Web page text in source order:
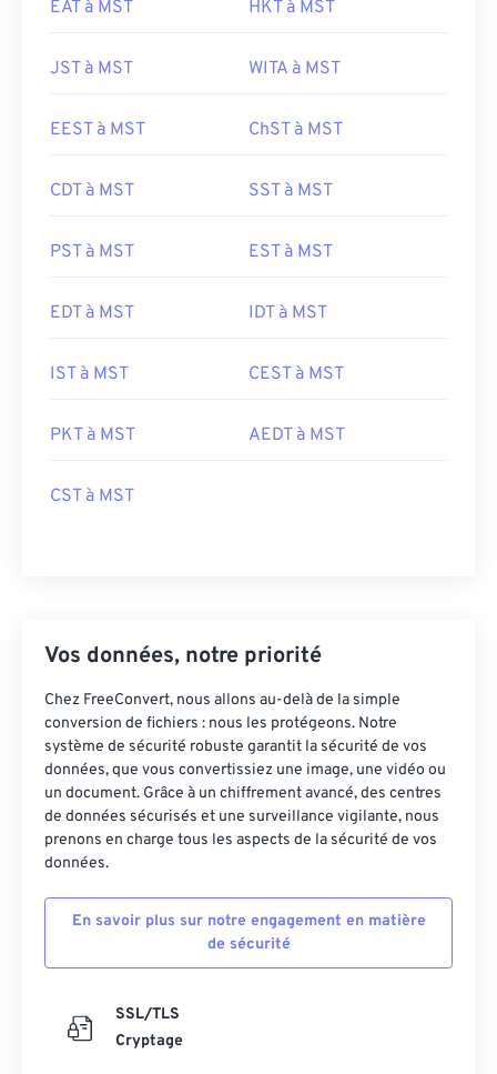
EAT à MST HKT à MST
JST à MST WITA à MST
EEST à MST ChST à MST
CDT à MST SST à MST
PST à MST EST à MST
EDT à MST IDT à MST
IST à MST CEST à MST
PKT à MST AEDT à MST
CST à MST
Vos données, notre priorité
Chez FreeConvert, nous allons au-delà de la simple
conversion de fichiers : nous les protégeons. Notre
système de sécurité robuste garantit la sécurité de vos
données, que vous convertissiez une image, une vidéo ou
un document. Grâce à un chiffrement avancé, des centres
de données sécurisés et une surveillance vigilante, nous
prenons en charge tous les aspects de la sécurité de vos
données.
En savoir plus sur notre engagement en matière
de sécurité
SSL/TLS
Cryptage